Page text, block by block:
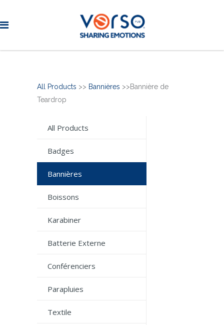
All Products >> Bannières >>Bannière de
Teardrop
All Products
Badges
Bannières
Boissons
Karabiner
Batterie Externe
Conférenciers
Parapluies
Textile